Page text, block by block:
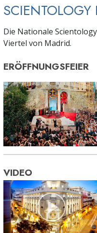
SCIENTOLOGY
Die Nationale
Viertel von Madrid.
ERÖFFNUNGSFEIER
VIDEO